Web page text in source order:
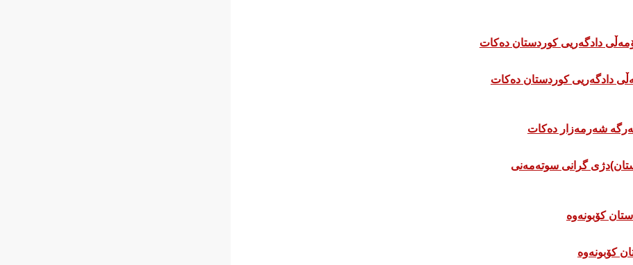
دادگەریی کوردستان دەکات
گرانی سوتەمەنی
كۆبونەوە